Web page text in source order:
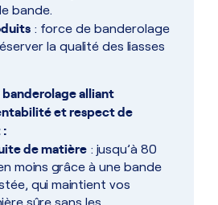
bande.
: force de banderolage
la qualité des liasses
banderolage alliant
et respect de
:
de matière : jusqu’à 80
moins grâce à une bande
qui maintient vos
sûre sans les